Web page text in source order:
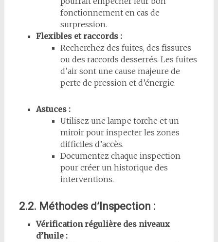
fonctionnement en cas de
surpression.
Flexibles et raccords :
Recherchez des fuites, des fissures
ou des raccords desserrés. Les fuites
d’air sont une cause majeure de
perte de pression et d’énergie.
Astuces :
Utilisez une lampe torche et un
miroir pour inspecter les zones
difficiles d’accès.
Documentez chaque inspection
pour créer un historique des
interventions.
2.2. Méthodes d’Inspection :
Vérification régulière des niveaux
d’huile :